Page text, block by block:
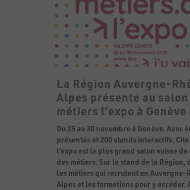
La Région Auvergne-
Alpes présente au
métiers l’expo à Genève
Du 25 au 30 novembre à Genève. Avec
présentés et 200 stands interactifs,
l’expo est le plus grand salon suisse
des métiers. Sur le stand de la Région,
les métiers qui recrutent en Auvergne-
Alpes et les formations pour y accéder.